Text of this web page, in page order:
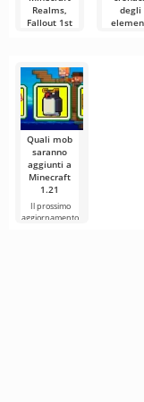
Realms,
Fallout 1st
Game Pass
Ultimate
Immagina tutti
i tuoi servizi di
gioco preferiti
degli
Quali mob
saranno
aggiunti a
Minecraft
1.21
Il prossimo
aggiornamento